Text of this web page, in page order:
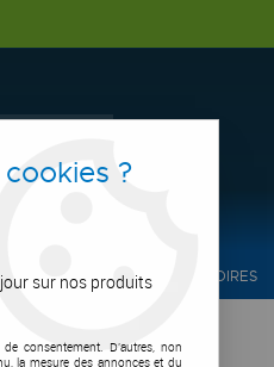
E.P.I ACCESSOIRES
?
sur nos produits
consentement. D'autres, non
la mesure des annonces et du